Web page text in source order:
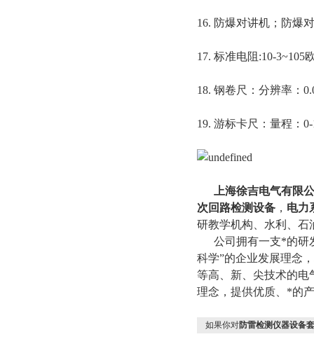
16. 防爆对讲机；防爆
17. 标准电阻:10-3~105
18. 钢卷尺：分辨率：
19. 游标卡尺：量程：0-
上海徐吉电气有限
次回路检测设备， 电力
研教学机构、水利、石
公司拥有一支*的研
科学”的企业发展理念
等高、新、尖技术的电
理念，提供优质、*的
如果你对防雷检测仪器设备